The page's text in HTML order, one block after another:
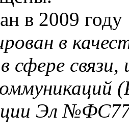
в 2009 году
в
сфере
Эл